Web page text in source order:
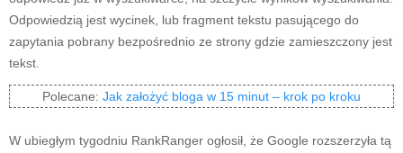
Odpowiedzią jest wycinek, lub fragment tekstu pasującego do
zapytania pobrany bezpośrednio ze strony gdzie zamieszczony jest
tekst.
Polecane: Jak założyć bloga w 15 minut – krok po kroku
W ubiegłym tygodniu RankRanger ogłosił, że Google rozszerzyła tą